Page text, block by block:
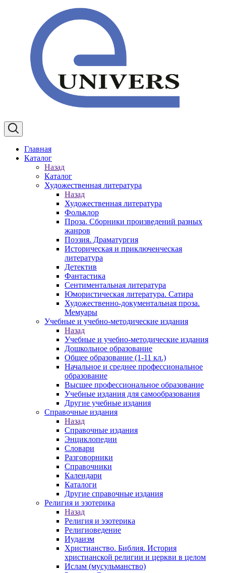
Главная
Каталог
Назад
Каталог
Художественная литература
Назад
Художественная литература
Фольклор
Проза. Сборники произведений разных
жанров
Поэзия. Драматургия
Историческая и приключенческая
литература
Детектив
Фантастика
Сентиментальная литература
Юмористическая литература. Сатира
Художественно-документальная проза.
Мемуары
Учебные и учебно-методические издания
Назад
Учебные и учебно-методические издания
Дошкольное образование
Общее образование (1-11 кл.)
Начальное и среднее профессиональное
образование
Высшее профессиональное образование
Учебные издания для самообразования
Другие учебные издания
Справочные издания
Назад
Справочные издания
Энциклопедии
Словари
Разговорники
Справочники
Календари
Каталоги
Другие справочные издания
Религия и эзотерика
Назад
Религия и эзотерика
Религиоведение
Иудаизм
Христианство. Библия. История
христианской религии и церкви в целом
Ислам (мусульманство)